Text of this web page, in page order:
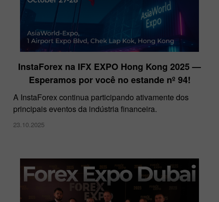
InstaForex na IFX EXPO Hong Kong 2025 —
Esperamos por você no estande nº 94!
A InstaForex continua participando ativamente dos
principais eventos da indústria financeira.
23.10.2025